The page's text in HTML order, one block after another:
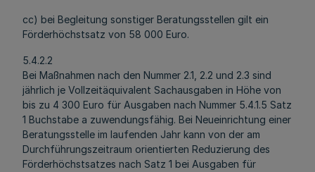
cc) bei Begleitung sonstiger Beratungsstellen gilt ein
Förderhöchstsatz von 58 000 Euro.
5.4.2.2
Bei Maßnahmen nach den Nummer 2.1, 2.2 und 2.3 sind
jährlich je Vollzeitäquivalent Sachausgaben in Höhe von
bis zu 4 300 Euro für Ausgaben nach Nummer 5.4.1.5 Satz
1 Buchstabe a zuwendungsfähig. Bei Neueinrichtung einer
Beratungsstelle im laufenden Jahr kann von der am
Durchführungszeitraum orientierten Reduzierung des
Förderhöchstsatzes nach Satz 1 bei Ausgaben für